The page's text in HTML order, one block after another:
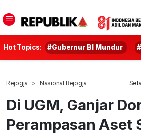
Hot Topics: #Gubernur BI Mundur
Rejogja Nasional Rejogja
Di UGM, Ganjar
Perampasan Aset